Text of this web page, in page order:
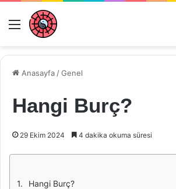
Menü
Anasayfa /Genel
Hangi Burç?
29 Ekim 2024 4 dakika okuma süresi
Hangi Burç?